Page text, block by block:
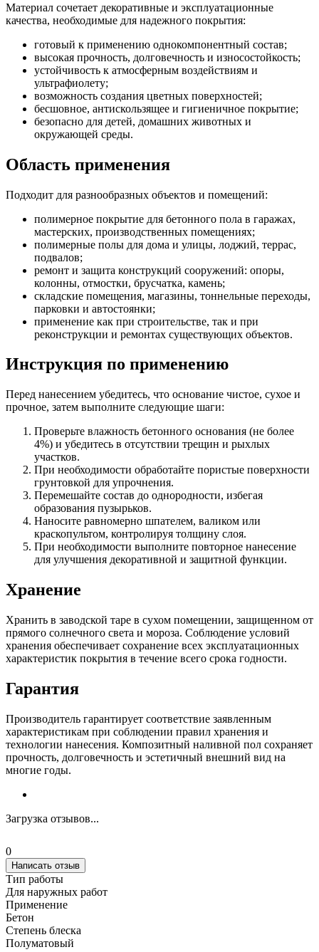
Материал сочетает декоративные и эксплуатационные
качества, необходимые для надежного покрытия:
готовый к применению однокомпонентный состав;
высокая прочность, долговечность и износостойкость;
устойчивость к атмосферным воздействиям и
ультрафиолету;
возможность создания цветных поверхностей;
бесшовное, антискользящее и гигиеничное покрытие;
безопасно для детей, домашних животных и
окружающей среды.
Область применения
Подходит для разнообразных объектов и помещений:
полимерное покрытие для бетонного пола в гаражах,
мастерских, производственных помещениях;
полимерные полы для дома и улицы, лоджий, террас,
подвалов;
ремонт и защита конструкций сооружений: опоры,
колонны, отмостки, брусчатка, камень;
складские помещения, магазины, тоннельные переходы,
парковки и автостоянки;
применение как при строительстве, так и при
реконструкции и ремонтах существующих объектов.
Инструкция по применению
Перед нанесением убедитесь, что основание чистое, сухое и
прочное, затем выполните следующие шаги:
Проверьте влажность бетонного основания (не более
4%) и убедитесь в отсутствии трещин и рыхлых
участков.
При необходимости обработайте пористые поверхности
грунтовкой для упрочнения.
Перемешайте состав до однородности, избегая
образования пузырьков.
Наносите равномерно шпателем, валиком или
краскопультом, контролируя толщину слоя.
При необходимости выполните повторное нанесение
для улучшения декоративной и защитной функции.
Хранение
Хранить в заводской таре в сухом помещении, защищенном от
прямого солнечного света и мороза. Соблюдение условий
хранения обеспечивает сохранение всех эксплуатационных
характеристик покрытия в течение всего срока годности.
Гарантия
Производитель гарантирует соответствие заявленным
характеристикам при соблюдении правил хранения и
технологии нанесения. Композитный наливной пол сохраняет
прочность, долговечность и эстетичный внешний вид на
многие годы.
Загрузка отзывов...
0
Написать отзыв
Тип работы
Для наружных работ
Применение
Бетон
Степень блеска
Полуматовый